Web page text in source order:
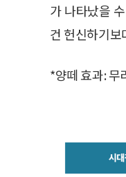
가 나타났을
건 헌신하기보
*양떼 효과: 무